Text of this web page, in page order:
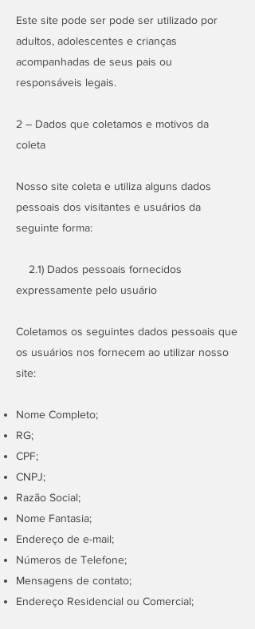
Este site pode ser pode ser utilizado por
adultos, adolescentes e crianças
acompanhadas de seus pais ou
responsáveis legais.
2 – Dados que coletamos e motivos da
coleta
Nosso site coleta e utiliza alguns dados
pessoais dos visitantes e usuários da
seguinte forma:
2.1) Dados pessoais fornecidos
expressamente pelo usuário
Coletamos os seguintes dados pessoais que
os usuários nos fornecem ao utilizar nosso
site:
Nome Completo;
RG;
CPF;
CNPJ;
Razão Social;
Nome Fantasia;
Endereço de e-mail;
Números de Telefone;
Mensagens de contato;
Endereço Residencial ou Comercial;